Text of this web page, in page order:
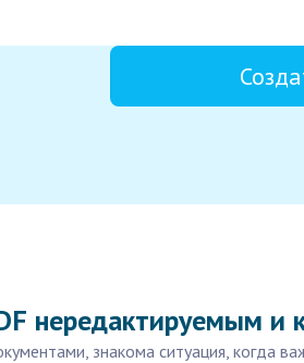
нередактируемым и
знакома ситуация, когда